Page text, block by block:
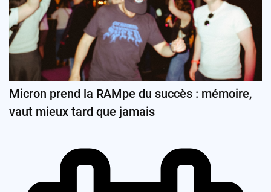
Micron prend la RAMpe du succès : mémoire,
vaut mieux tard que jamais